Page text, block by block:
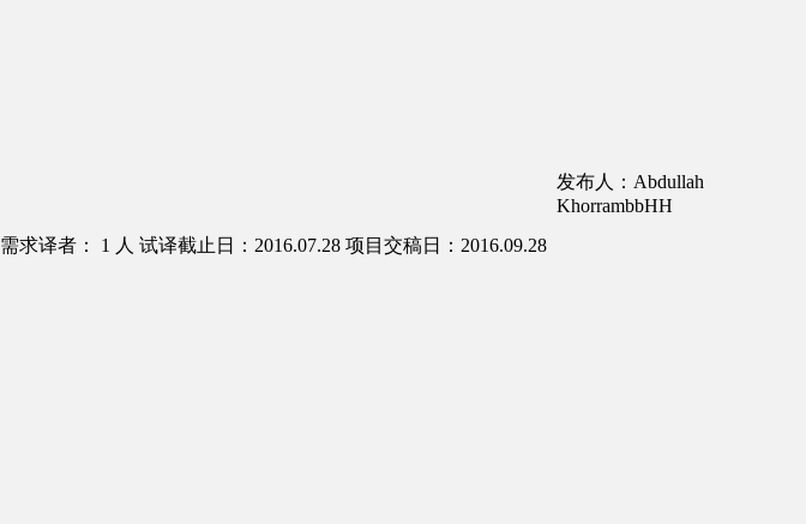
发布人：Abdullah
KhorrambbHH
需求译者： 1 人 试译截止日：2016.07.28 项目交稿日：2016.09.28